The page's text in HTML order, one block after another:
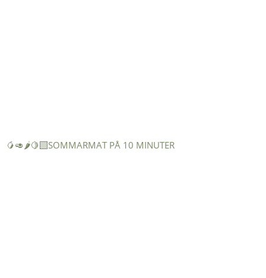
🥭🥑🌶️🍋‍🟩SOMMARMAT PÅ 10 MINUTER